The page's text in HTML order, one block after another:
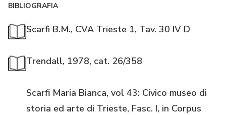
BIBLIOGRAFIA
Scarfì B.M., CVA Trieste 1, Tav. 30 IV D
Trendall, 1978, cat. 26/358
Scarfi Maria Bianca, vol 43: Civico museo di
storia ed arte di Trieste, Fasc. I, in Corpus